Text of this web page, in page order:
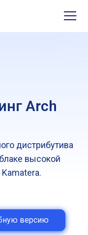
Arch
дистрибутива
высокой
версию